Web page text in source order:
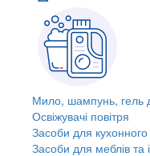
Мило, шампунь, гель
Освіжувачі повітря
Засоби для
Засоби для меблів та